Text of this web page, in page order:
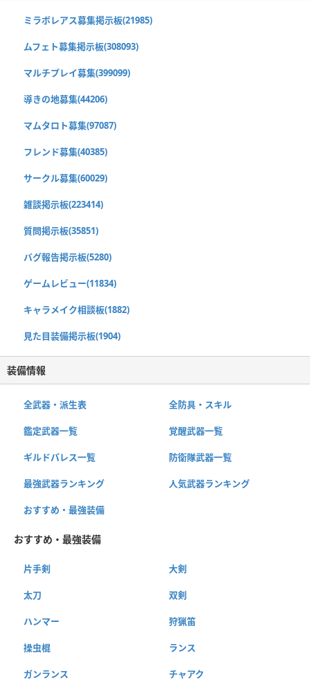
ミラボレアス募集掲示板(21985)
ムフェト募集掲示板(308093)
マルチプレイ募集(399099)
導きの地募集(44206)
マムタロト募集(97087)
フレンド募集(40385)
サークル募集(60029)
雑談掲示板(223414)
質問掲示板(35851)
バグ報告掲示板(5280)
ゲームレビュー(11834)
キャラメイク相談板(1882)
見た目装備掲示板(1904)
装備情報
全武器・派生表 全防具・スキル
鑑定武器一覧 覚醒武器一覧
ギルドパレス一覧 防衛隊武器一覧
最強武器ランキング 人気武器ランキング
おすすめ・最強装備
おすすめ・最強装備
片手剣 大剣
太刀 双剣
ハンマー 狩猟笛
操虫棍 ランス
ガンランス チャアク